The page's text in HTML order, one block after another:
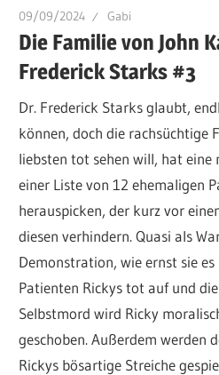
09/09/2024 Gabi
Die Familie von John
Frederick Starks #3
Dr. Frederick Starks glaubt,
können, doch die rachsüchtige
liebsten tot sehen will, hat eine
einer Liste von 12 ehemaligen
herauspicken, der kurz vor
diesen verhindern. Quasi als
Demonstration, wie ernst sie
Patienten Rickys tot auf und
Selbstmord wird Ricky
geschoben. Außerdem werden
Rickys bösartige Streiche